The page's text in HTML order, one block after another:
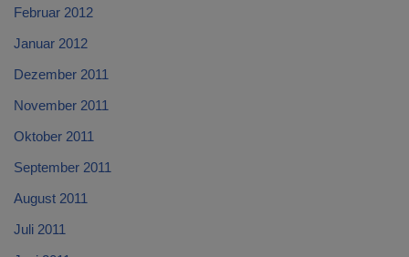
Februar 2012
Januar 2012
Dezember 2011
November 2011
Oktober 2011
September 2011
August 2011
Juli 2011